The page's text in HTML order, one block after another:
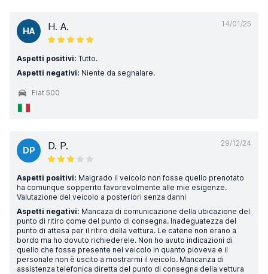
14/01/25
HA H. A.
Aspetti positivi: Tutto.
Aspetti negativi: Niente da segnalare.
Fiat 500
29/12/24
DP D. P.
Aspetti positivi: Malgrado il veicolo non fosse quello prenotato
ha comunque sopperito favorevolmente alle mie esigenze.
Valutazione del veicolo a posteriori senza danni
Aspetti negativi: Mancaza di comunicazione della ubicazione del
punto di ritiro come del punto di consegna. Inadeguatezza del
punto di attesa per il ritiro della vettura. Le catene non erano a
bordo ma ho dovuto richiederele. Non ho avuto indicazioni di
quello che fosse presente nel veicolo in quanto pioveva e il
personale non è uscito a mostrarmi il veicolo. Mancanza di
assistenza telefonica diretta del punto di consegna della vettura